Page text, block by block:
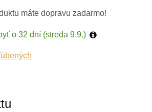
máte dopravu zadarmo!
o 32 dní (streda 9.9.)